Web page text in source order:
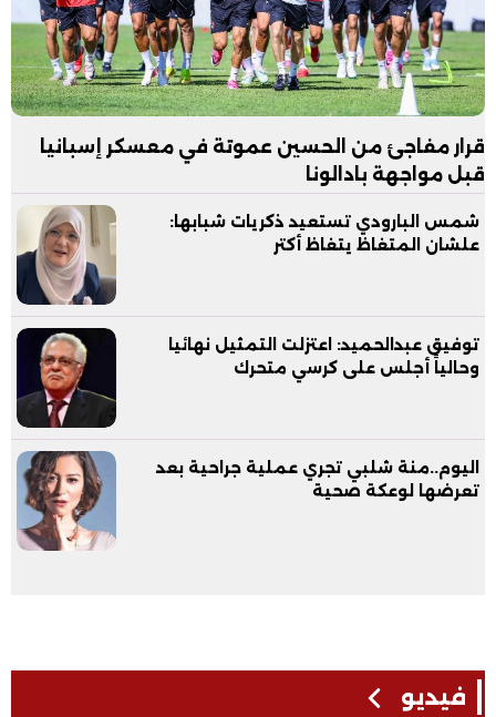
قرار مفاجئ من الحسين عموتة في معسكر إسبانيا
قبل مواجهة بادالونا
شمس البارودي تستعيد ذكريات شبابها:
علشان المتغاظ يتغاظ أكتر
توفيق عبدالحميد: اعتزلت التمثيل نهائيا
وحالياً أجلس على كرسي متحرك
اليوم..منة شلبي تجري عملية جراحية بعد
تعرضها لوعكة صحية
فيديو